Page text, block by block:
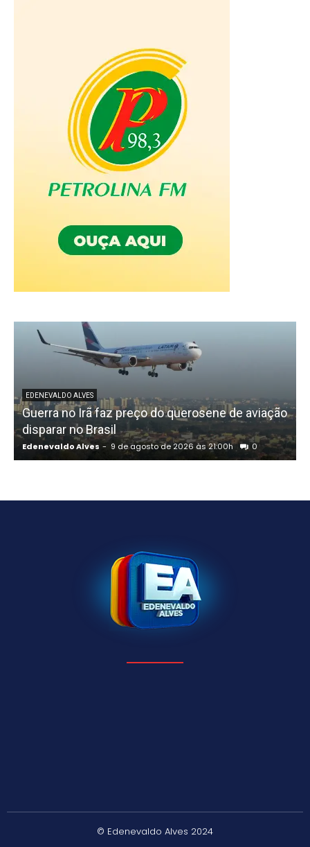
EDENEVALDO ALVES
Guerra no Irã faz preço do querosene de aviação
disparar no Brasil
Edenevaldo Alves - 9 de agosto de 2026 às 21:00h 0
© Edenevaldo Alves 2024